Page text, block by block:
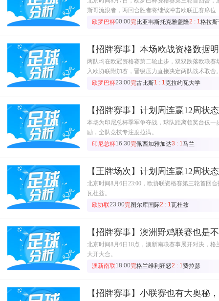
斯哥流浪者，两回合胜者将继续冲击欧联正赛席位
欧罗巴杯00:00完比亚韦斯托克雅盖隆2 : 1格拉
【招牌赛事】本场欧战资格数据
两队均在欧冠资格赛第二轮止步，双双跌落欧联
入欧协联附加赛，晋级压力直接决定两队战术取舍
欧罗巴杯23:00完古比斯1 : 1克拉约瓦大学
【招牌赛事】计划周连赢12周状
本场为印尼总杯季军争夺战，球队距离领奖台仅
励，全队竞技专注度拉满。
印尼总杯16:30完佩西加雅加达3 : 1马兰
【王牌场次】计划周连赢12周状
北京时间8月6日23:00，欧协联资格赛第三轮首回
瓦杜兹。
欧协联23:00完图尔库国际2 : 1瓦杜兹
【招牌赛事】澳洲野鸡联赛也是
北京时间8月6日18点，澳新南联赛事展开对决，
大开大合。
澳新南联18:00完格兰维利狂怒2 : 1费拉瑟
【招牌赛事】小联赛也有大奥秘